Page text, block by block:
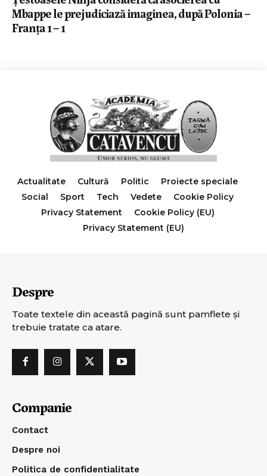
Mbappe le prejudiciază imaginea, după Polonia –
Franța 1 – 1
Actualitate Cultură Politic
Proiecte speciale
Social
Sport Tech Vedete
Cookie Policy
Privacy Statement
Cookie Policy (EU)
Privacy Statement (EU)
Despre
Toate textele din această pagină sunt pamflete şi
trebuie tratate ca atare.
Companie
Contact
Despre noi
Politica de confidentialitate